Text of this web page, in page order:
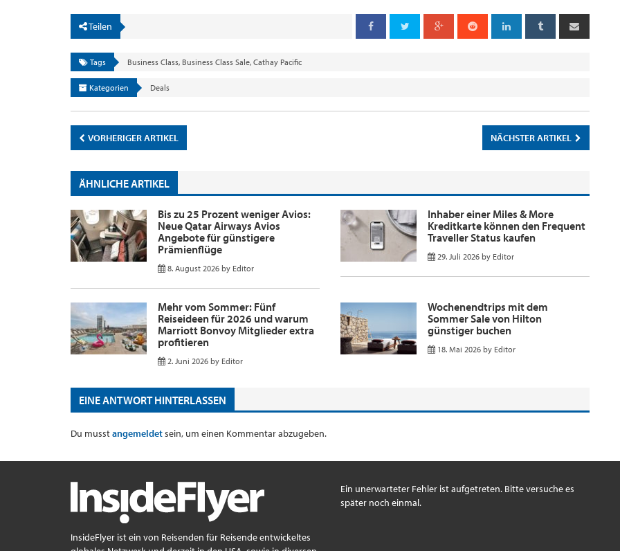
Teilen
Tags Business Class, Business Class Sale, Cathay Pacific
Kategorien Deals
VORHERIGER ARTIKEL NÄCHSTER ARTIKEL
ÄHNLICHE ARTIKEL
Bis zu 25 Prozent weniger Avios:
Neue Qatar Airways Avios
Angebote für günstigere
Prämienflüge
8. August 2026 by Editor
Inhaber einer Miles & More
Kreditkarte können den Frequent
Traveller Status kaufen
29. Juli 2026 by Editor
Mehr vom Sommer: Fünf
Reiseideen für 2026 und warum
Marriott Bonvoy Mitglieder extra
profitieren
2. Juni 2026 by Editor
Wochenendtrips mit dem
Sommer Sale von Hilton
günstiger buchen
18. Mai 2026 by Editor
EINE ANTWORT HINTERLASSEN
Du musstangemeldetsein, um einen Kommentar abzugeben.
InsideFlyer ist ein von Reisenden für Reisende entwickeltes
Ein unerwarteter Fehler ist aufgetreten. Bitte versuche es
später noch einmal.